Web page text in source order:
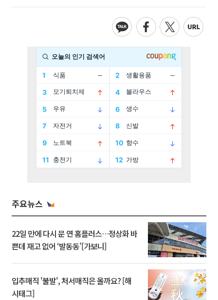
주요뉴스
22일 만에 다시 문 연 홈플러스…정상화 바
쁜데 재고 없어 ‘발동동’[가보니]
입추매직 '불발', 처서매직은 올까요? [해
시태그]